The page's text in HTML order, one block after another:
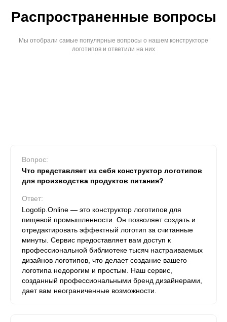
Распространенные вопросы
Мы отобрали самые популярные вопросы о нашем конструкторе
логотипов и ответили на них
Вопрос:
Что представляет из себя конструктор логотипов
для производства продуктов питания?
Ответ:
Logotip.Online — это конструктор логотипов для
пищевой промышленности. Он позволяет создать и
отредактировать эффектный логотип за считанные
минуты. Сервис предоставляет вам доступ к
профессиональной библиотеке тысяч настраиваемых
дизайнов логотипов, что делает создание вашего
логотипа недорогим и простым. Наш сервис,
созданный профессиональными бренд дизайнерами,
дает вам неограниченные возможности.